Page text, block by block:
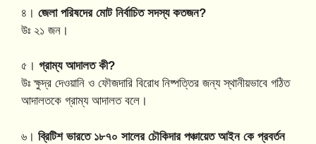
৪। জেলা পরিষদের মোট নির্বাচিত সদস্য কতজন?
উঃ ২১ জন।
৫। গ্রাম্য আদালত কী?
উঃ ক্ষুদ্র দেওয়ানি ও ফৌজদারি বিরোধ নিষ্পত্তির জন্য স্থানীয়ভাবে গঠিত
আদালতকে গ্রাম্য আদালত বলে।
৬। ব্রিটিশ ভারতে ১৮৭০ সালের চৌকিদার পঞ্চায়েত আইন কে প্রবর্তন